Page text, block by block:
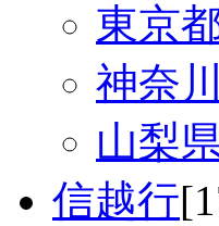
東京
神奈
山梨
信越行